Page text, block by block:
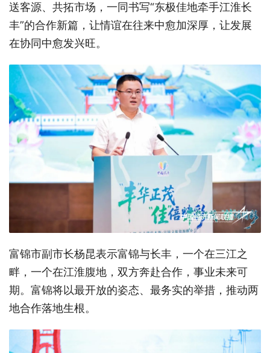
送客源、共拓市场，一同书写“东极佳地牵手江淮长
丰”的合作新篇，让情谊在往来中愈加深厚，让发展
在协同中愈发兴旺。
富锦市副市长杨昆表示富锦与长丰，一个在三江之
畔，一个在江淮腹地，双方奔赴合作，事业未来可
期。富锦将以最开放的姿态、最务实的举措，推动两
地合作落地生根。